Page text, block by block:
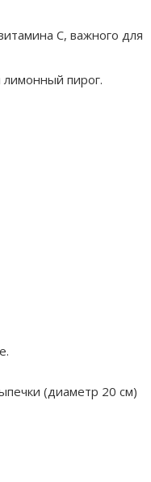
С, важного для
пирог.
(диаметр 20 см)